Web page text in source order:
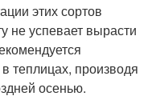
этих сортов
не успевает вырасти
теплицах, производя
осенью.